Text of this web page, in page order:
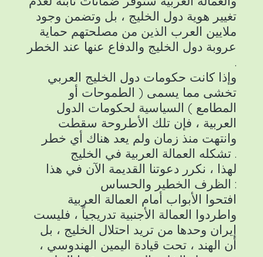
تغيير هوية دول الخليج ، بل وتضمن وجود
ملايين العرب الذين من مصلحتهم حماية
عروبة دول الخليج والدفاع عنها عند الخطر
.
وإذا كانت حكومات دول الخليج العربي
تخشى مما يسمى ( الطموحات أو
المطامع ) السياسية لحكومات الدول
العربية ، فإن تلك الأطروحة سقطت
وانتهت منذ زمان ولم يعد هناك أي خطر
تشكله العمالة العربية في الخليج .
لهذا ، نكرر دعوتنا القديمة الآن في هذا
الظرف الخطير والحساس :
افتحوا الأبواب أمام العمالة العربية
واطردوا العمالة الأجنبية تدريجياً ، فليست
إيران وحدها من تريد احتلال الخليج ، بل
أن الهند ، تحت قيادة اليمين الهندوسي ،